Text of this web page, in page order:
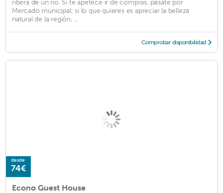
ribera de un río. Si te apetece ir de compras, pásate por
Mercado municipal; si lo que quieres es apreciar la belleza
natural de la región, ...
Comprobar disponibilidad
desde
74€
Econo Guest House